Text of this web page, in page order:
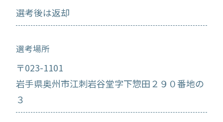
選考後は返却
選考場所
〒023-1101
岩手県奥州市江刺岩谷堂字下惣田２９０番地の
３